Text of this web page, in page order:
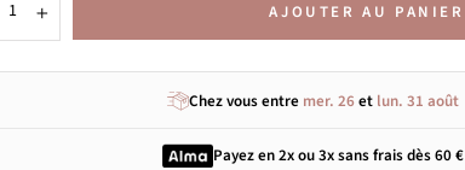
+
AJOUTER AU PANIER
Chez vous entre mer. 26et lun. 31 août
Payez en 2x ou 3xsans fraisdès 60 €